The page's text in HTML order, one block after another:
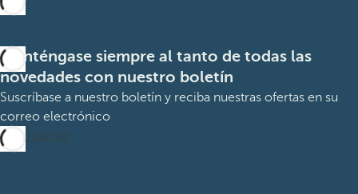
Manténgase siempre al tanto de todas las
novedades con nuestro boletín
Suscríbase a nuestro boletín y reciba nuestras ofertas en su
correo electrónico
Suscribirme